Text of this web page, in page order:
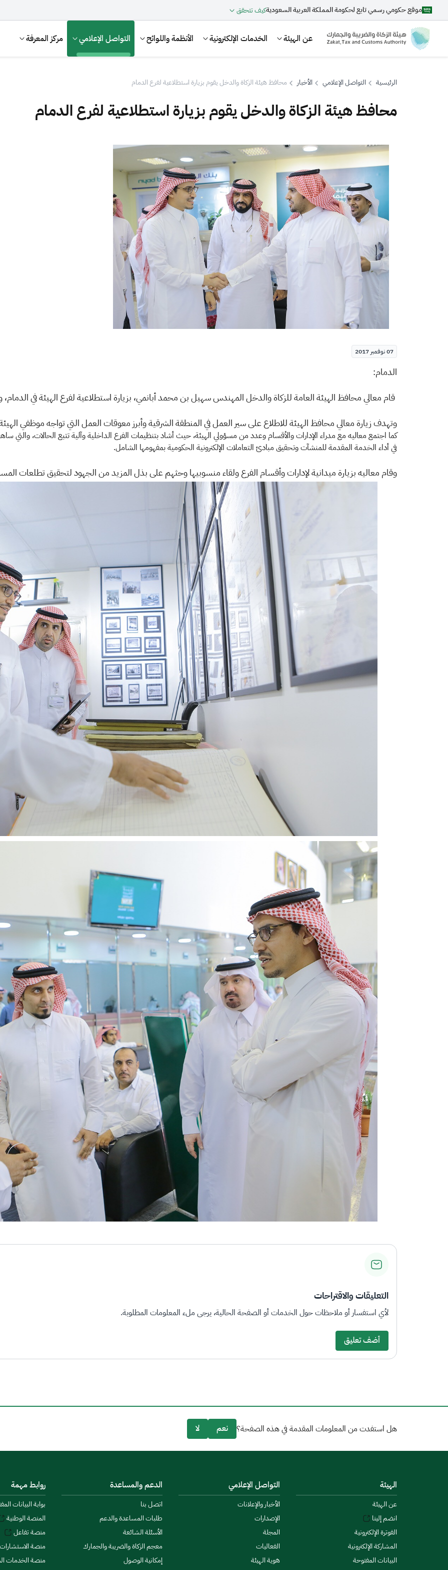
موقع حكومي رسمي تابع لحكومة المملكة العربية السعوديةكيف تتحقق
عن الهيئة الخدمات الإلكترونية الأنظمة واللوائح التواصل الإعلامي مركز المعرفة
بحث
اقتراحات
الزكاة الجمارك ضريبة القيمة المضافة الإقرار الضريبي التصرفات العقارية
الرئيسية التواصل الإعلامي الأخبار محافظ هيئة الزكاة والدخل يقوم بزيارة استطلاعية لفرع الدمام
محافظ هيئة الزكاة والدخل يقوم بزيارة استطلاعية لفرع الدمام
07 نوفمبر 2017
الدمام:
قام معالي محافظ الهيئة العامة للزكاة والدخل المهندس سهيل بن محمد أبانمي، بزيارة استطلاعية لفرع الهيئة في الدمام،
وتهدف زيارة معالي محافظ الهيئة للاطلاع على سير العمل في المنطقة الشرقية وأبرز معوقات العمل التي تواجه موظفي
كما اجتمع معاليه مع مدراء الإدارات والأقسام وعدد من مسؤولي الهيئة، حيث أشاد بتنظيمات الفرع الداخلية وآلية تتبع الحالات، والتي
في أداء الخدمة المقدمة للمنشآت وتحقيق مبادئ التعاملات الإلكترونية الحكومية بمفهومها الشامل.
وقام معاليه بزيارة ميدانية لإدارات وأقسام الفرع ولقاء منسوبيها وحثهم على بذل المزيد من الجهود لتحقيق تطلعات
التعليقات والاقتراحات
لأي استفسار أو ملاحظات حول الخدمات أو الصفحة الحالية، يرجى ملء المعلومات المطلوبة.
أضف تعليق
هل استفدت من المعلومات المقدمة في هذه الصفحة؟ نعم لا
الهيئة
عن الهيئة
انضم إلينا
الفوترة الإلكترونية
المشاركة الإلكترونية
البيانات المفتوحة
التواصل الإعلامي
الأخبار والإعلانات
الإصدارات
المجلة
الفعاليات
هوية الهيئة
الدعم والمساعدة
اتصل بنا
طلبات المساعدة والدعم
الأسئلة الشائعة
معجم الزكاة والضريبة والجمارك
إمكانية الوصول
روابط مهمة
بوابة البيانات
المنصة الوطنية
منصة تفاعل
منصة
منصة الخدمات